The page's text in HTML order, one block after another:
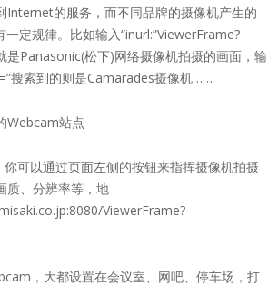
Internet的服务，而不同品牌的摄像机产生的
定规律。比如输入“inurl:”ViewerFrame?
是Panasonic(松下)网络摄像机拍摄的画面，输
搜索到的则是Camarades摄像机……
Webcam站点
可以通过页面左侧的按钮来指挥摄像机拍摄
质、分辨率等，地
ViewerFrame?
，大都设置在会议室、网吧、停车场，打